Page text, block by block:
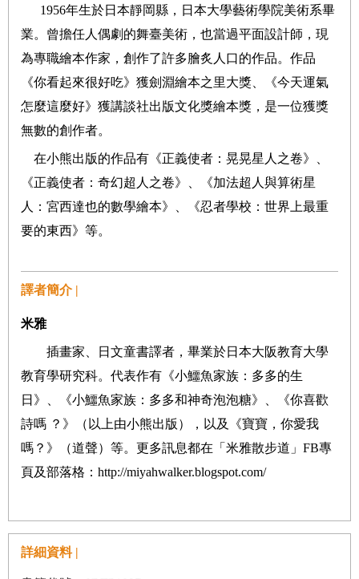
1956年生於日本靜岡縣，日本大學藝術學院美術系畢
業。曾擔任人偶劇的舞臺美術，也當過平面設計師，現
為專職繪本作家，創作了許多膾炙人口的作品。作品
《你看起來很好吃》獲劍淵繪本之里大獎、《今天運氣
怎麼這麼好》獲講談社出版文化獎繪本獎，是一位獲獎
無數的創作者。
在小熊出版的作品有《正義使者：晃晃星人之卷》、
《正義使者：奇幻超人之卷》、《加法超人與算術星
人：宮西達也的數學繪本》、
《忍者學校：世界上最重
要的東西》 等。
譯者簡介 |
米雅
插畫家、日文童書譯者，畢業於日本大阪教育大學
教育學研究科。代表作有《小鱷魚家族：多多的生
日》、《小鱷魚家族：多多和神奇泡泡糖》、《你喜歡
詩嗎 ？》（以上由小熊出版），以及《寶寶，你愛我
嗎？》（道聲）等。更多訊息都在「米雅散步道」FB專
頁及部落格：http://miyahwalker.blogspot.com/
詳細資料 |